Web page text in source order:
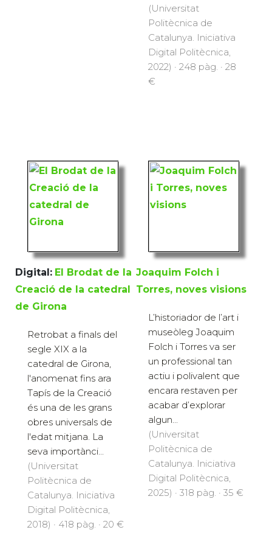
(Universitat
Politècnica de
Catalunya. Iniciativa
Digital Politècnica,
2022) · 248 pàg. · 28
€
Digital: El Brodat de la
Creació de la catedral
de Girona
Retrobat a finals del
segle XIX a la
catedral de Girona,
l'anomenat fins ara
Tapís de la Creació
és una de les grans
obres universals de
l'edat mitjana. La
seva importànci...
(Universitat
Politècnica de
Catalunya. Iniciativa
Digital Politècnica,
2018) · 418 pàg. · 20 €
Joaquim Folch i
Torres, noves visions
L’historiador de l’art i
museòleg Joaquim
Folch i Torres va ser
un professional tan
actiu i polivalent que
encara restaven per
acabar d’explorar
algun...
(Universitat
Politècnica de
Catalunya. Iniciativa
Digital Politècnica,
2025) · 318 pàg. · 35 €